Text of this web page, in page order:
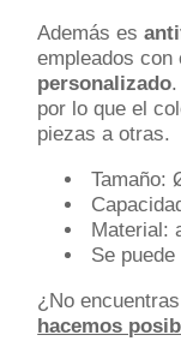
Además es
empleados
personalizado
por lo que el
piezas a otras.
Tamaño:
Material:
Se
¿No
hacemos